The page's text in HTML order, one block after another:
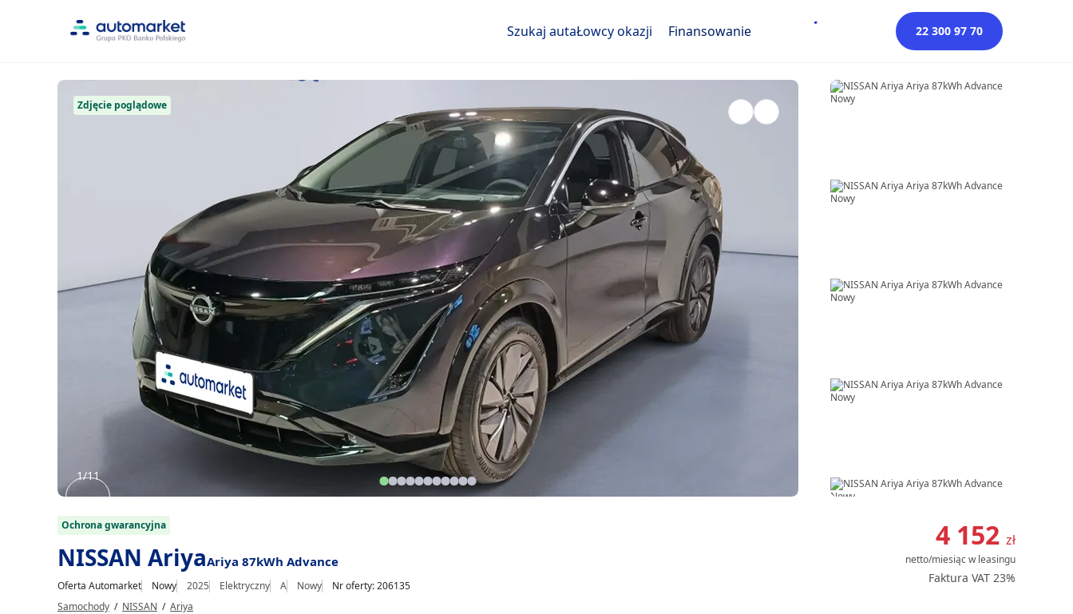
Szukaj autaŁowcy okazji Finansowanie 22 300 97 70
1
11
1/11
Zdjęcie poglądowe
Ochrona gwarancyjna
NISSAN AriyaAriya 87kWh Advance
Oferta Automarket Nowy 2025 Elektryczny A Nowy
Nr oferty: 206135
Samochody / NISSAN / Ariya
4 152 zł
netto/miesiącw leasingu
Faktura VAT 23%